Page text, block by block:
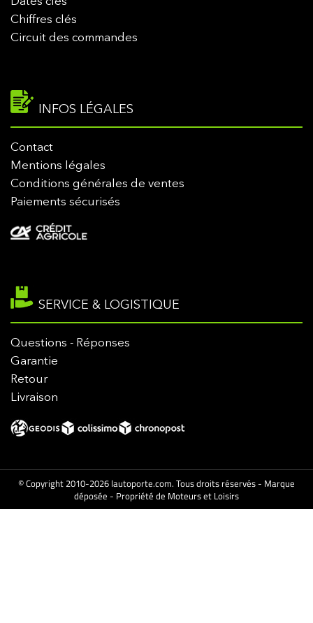
Chiffres clés
Circuit des commandes
INFOS LÉGALES
Contact
Mentions légales
Conditions générales de ventes
Paiements sécurisés
SERVICE & LOGISTIQUE
Questions - Réponses
Garantie
Retour
Livraison
© Copyright 2010-2026 lautoporte.com. Tous droits réservés - Marque
déposée - Propriété de Moteurs et Loisirs